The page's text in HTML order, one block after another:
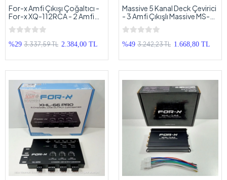
For-x Amfi Çıkışı Çoğaltıcı -
For-x XQ-112RCA - 2 Amfi
Çıkışlı Teybi 12 Amfi Çıkışlı
Yapma
%29 3.337,59 TL 2.384,00 TL
Massive 5 Kanal Deck Çevirici
- 3 Amfi Çıkışlı Massive MS-
H02 Tetiklemeli 5 Kanal Amfi
Dönüştürücü
%49 3.242,23 TL 1.668,80 TL